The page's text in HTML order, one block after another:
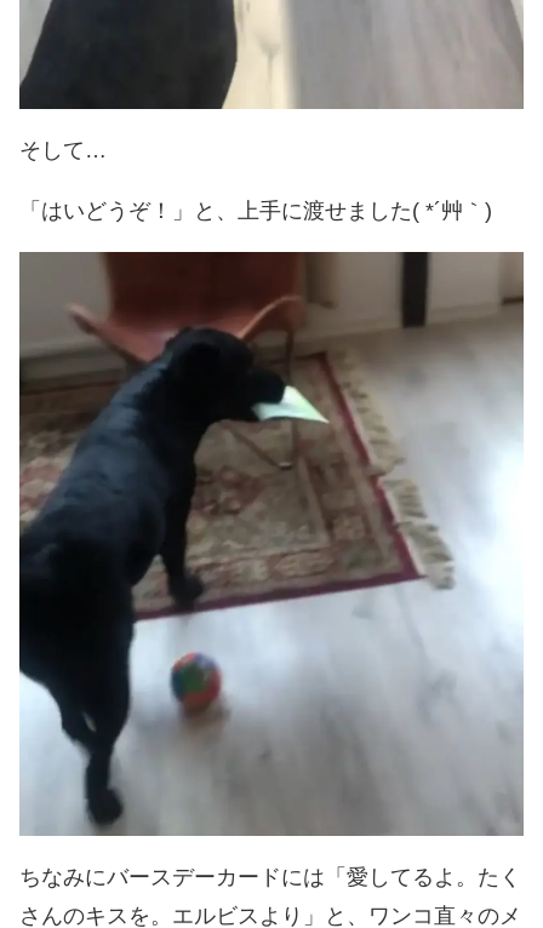
そして…
「はいどうぞ！」と、上手に渡せました( *´艸｀)
ちなみにバースデーカードには「愛してるよ。たく
さんのキスを。エルビスより」と、ワンコ直々のメ